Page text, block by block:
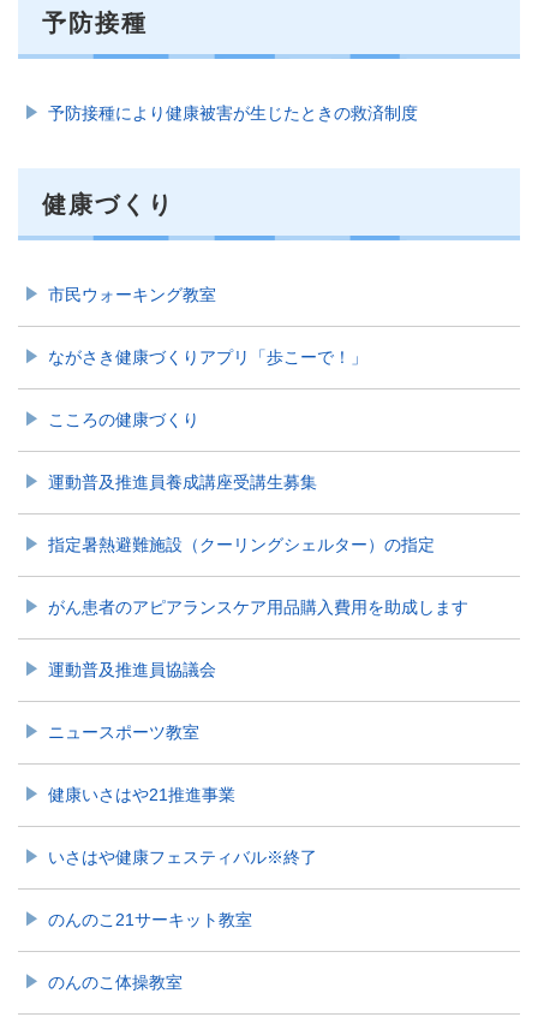
予防接種
予防接種により健康被害が生じたときの救済制度
健康づくり
市民ウォーキング教室
ながさき健康づくりアプリ「歩こーで！」
こころの健康づくり
運動普及推進員養成講座受講生募集
指定暑熱避難施設（クーリングシェルター）の指定
がん患者のアピアランスケア用品購入費用を助成します
運動普及推進員協議会
ニュースポーツ教室
健康いさはや21推進事業
いさはや健康フェスティバル※終了
のんのこ21サーキット教室
のんのこ体操教室